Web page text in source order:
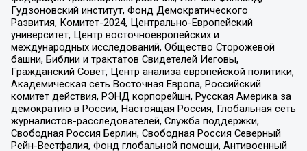
Гудзоновский институт, Фонд Демократического
Развития, Комитет-2024, Центрально-Европейский
университет, Центр восточноевропейских и
международных исследований, Общество Сторожевой
башни, Библии и трактатов Свидетелей Иеговы,
Гражданский Совет, Центр анализа европейской политики,
Академическая сеть Восточная Европа, Российский
комитет действия, РЭНД корпорейшн, Русская Америка за
демократию в России, Настоящая Россия, Глобальная сеть
журналистов-расследователей, Служба поддержки,
Свободная Россия Берлин, Свободная Россия Северный
Рейн-Вестфалия, Фонд глобальной помощи, Антивоенный